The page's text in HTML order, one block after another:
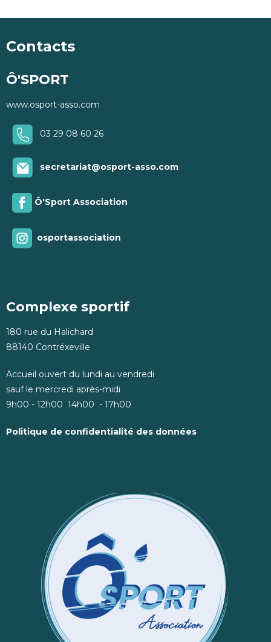
Contacts
Ô'SPORT
www.osport-asso.com
03 29 08 60 26
secretariat@osport-asso.com
Ô'Sport Association
osportassociation
Complexe sportif
180 rue du Halichard
88140 Contréxeville
Accueil ouvert du lundi au vendredi
sauf le mercredi après-midi
9h00 - 12h00 14h00 - 17h00
Politique de confidentialité des données